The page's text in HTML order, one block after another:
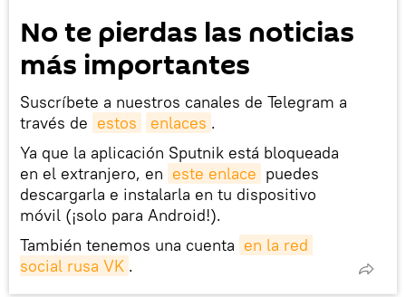
No te pierdas las noticias
más importantes
Suscríbete a nuestros canales de Telegram a
través de estos enlaces .
Ya que la aplicación Sputnik está bloqueada
en el extranjero, en este enlace puedes
descargarla e instalarla en tu dispositivo
móvil (¡solo para Android!).
También tenemos una cuenta en la red
social rusa VK .